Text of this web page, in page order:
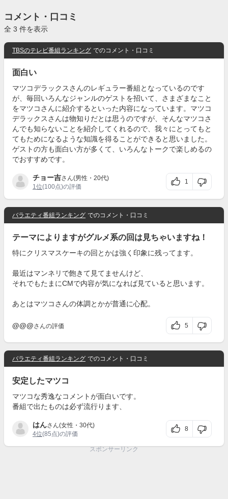
コメント・口コミ
全 3 件を表示
TBSのテレビ番組ランキング でのコメント・口コミ
面白い
マツコデラックスさんのレギュラー番組となっているのです
が、毎回いろんなジャンルのゲストを招いて、さまざまなこと
をマツコさんに紹介するといった内容になっています。マツコ
デラックスさんは物知りだとは思うのですが、そんなマツコさ
んでも知らないことを紹介してくれるので、我々にとってもと
てもためになるような知識を得ることができると思いました。
ゲストの方も面白い方が多くて、いろんなトークで楽しめるの
でおすすめです。
チョー吉さん(男性・20代)
1位(100点)の評価
1
バラエティ番組ランキング でのコメント・口コミ
テーマによりますがグルメ系の回は見ちゃいますね！
特にクリスマスケーキの回とかは強く印象に残ってます。
最近はマンネリで飽きて見てませんけど、
それでもたまにCMで内容が気になれば見ていると思います。
あとはマツコさんの体調とかが普通に心配。
@@@さんの評価 5
バラエティ番組ランキング でのコメント・口コミ
安定したマツコ
マツコな秀逸なコメントが面白いです。
番組で出たものは必ず流行ります、
はんさん(女性・30代)
4位(85点)の評価
8
スポンサーリンク